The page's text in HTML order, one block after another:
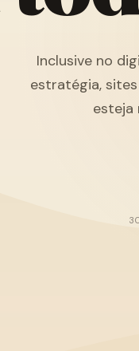
Inclusive no
estratégia,
esteja